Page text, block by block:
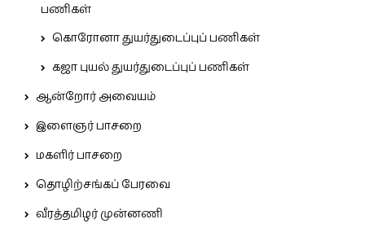
பணிகள்
கொரோனா துயர்துடைப்புப் பணிகள்
கஜா புயல் துயர்துடைப்புப் பணிகள்
ஆன்றோர் அவையம்
இளைஞர் பாசறை
மகளிர் பாசறை
தொழிற்சங்கப் பேரவை
வீரத்தமிழர் முன்னணி